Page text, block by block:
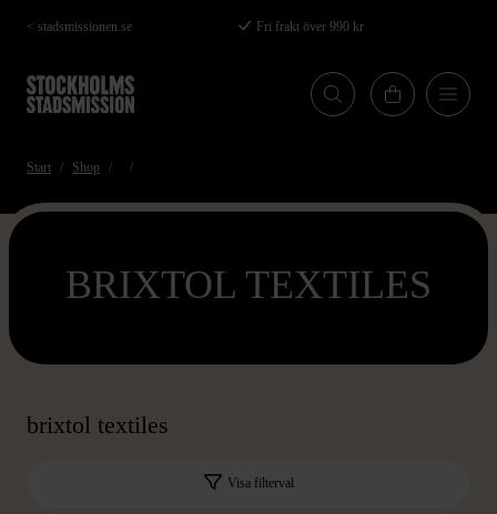
Hoppa
till
huvudinnehåll
< stadsmissionen.se Fri frakt över 990 kr
Start Shop
BRIXTOL TEXTILES
brixtol textiles
Visa filterval